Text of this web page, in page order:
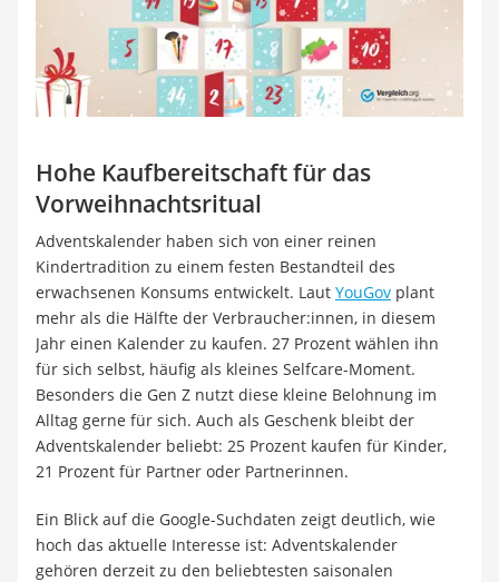
Hohe Kaufbereitschaft für das
Vorweihnachtsritual
Adventskalender haben sich von einer reinen
Kindertradition zu einem festen Bestandteil des
erwachsenen Konsums entwickelt. Laut YouGov plant
mehr als die Hälfte der Verbraucher:innen, in diesem
Jahr einen Kalender zu kaufen. 27 Prozent wählen ihn
für sich selbst, häufig als kleines Selfcare-Moment.
Besonders die Gen Z nutzt diese kleine Belohnung im
Alltag gerne für sich. Auch als Geschenk bleibt der
Adventskalender beliebt: 25 Prozent kaufen für Kinder,
21 Prozent für Partner oder Partnerinnen.
Ein Blick auf die Google-Suchdaten zeigt deutlich, wie
hoch das aktuelle Interesse ist: Adventskalender
gehören derzeit zu den beliebtesten saisonalen